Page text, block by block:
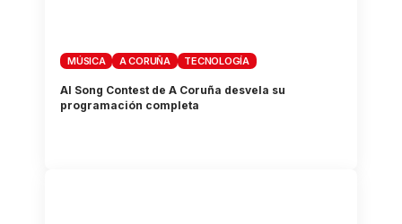
MÚSICA A CORUÑA TECNOLOGÍA
AI Song Contest de A Coruña desvela su
programación completa